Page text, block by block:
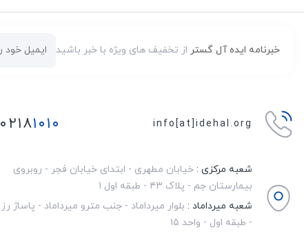
خبرنامه ایده آل گستر از تخفیف های ویژه با خبر باشید
info[at]idehal.org ۰۲۱۸۱۰۱۰
شعبه مرکزی : خیابان مطهری - ابتدای خیابان فجر - روبروی
بیمارستان جم - پلاک ۴۳ - طبقه اول ۱
شعبه میرداماد : بلوار میرداماد - جنب مترو میرداماد - پاساژ رز
- طبقه اول - واحد ۱۵